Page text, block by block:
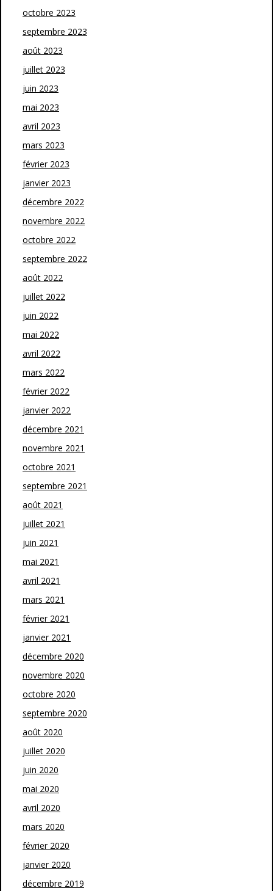
octobre 2023
septembre 2023
août 2023
juillet 2023
juin 2023
mai 2023
avril 2023
mars 2023
février 2023
janvier 2023
décembre 2022
novembre 2022
octobre 2022
septembre 2022
août 2022
juillet 2022
juin 2022
mai 2022
avril 2022
mars 2022
février 2022
janvier 2022
décembre 2021
novembre 2021
octobre 2021
septembre 2021
août 2021
juillet 2021
juin 2021
mai 2021
avril 2021
mars 2021
février 2021
janvier 2021
décembre 2020
novembre 2020
octobre 2020
septembre 2020
août 2020
juillet 2020
juin 2020
mai 2020
avril 2020
mars 2020
février 2020
janvier 2020
décembre 2019